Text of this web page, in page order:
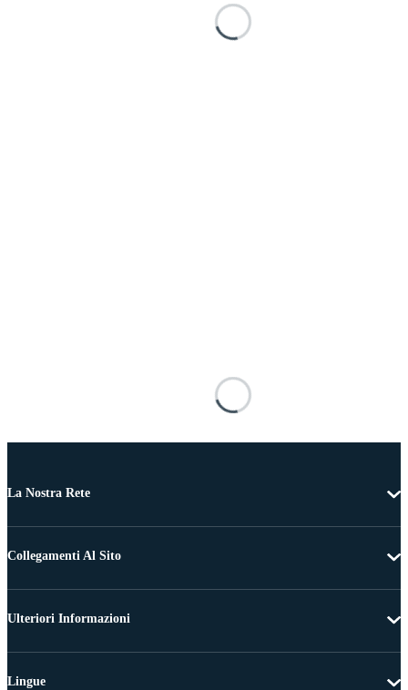
La Nostra Rete
Collegamenti Al Sito
Ulteriori Informazioni
Lingue